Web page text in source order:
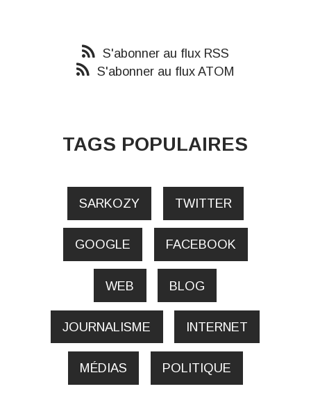
S'abonner au flux RSS
S'abonner au flux ATOM
TAGS POPULAIRES
SARKOZY TWITTER
GOOGLE FACEBOOK
WEB BLOG
JOURNALISME INTERNET
MÉDIAS POLITIQUE